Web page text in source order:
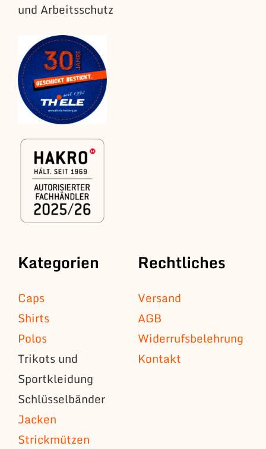
und Arbeitsschutz
Kategorien
Caps
Shirts
Polos
Trikots und
Sportkleidung
Schlüsselbänder
Jacken
Strickmützen
Rechtliches
Versand
AGB
Widerrufsbelehrung
Kontakt